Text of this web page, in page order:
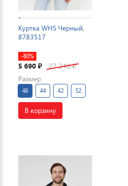
Куртка WHS Черный,
8783517
-80%
5 690 ₽ 27 240₽
Размер
46 44 42 52
В корзину